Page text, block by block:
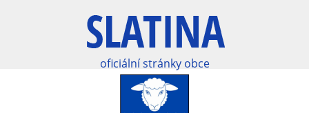
oficiální stránky obce